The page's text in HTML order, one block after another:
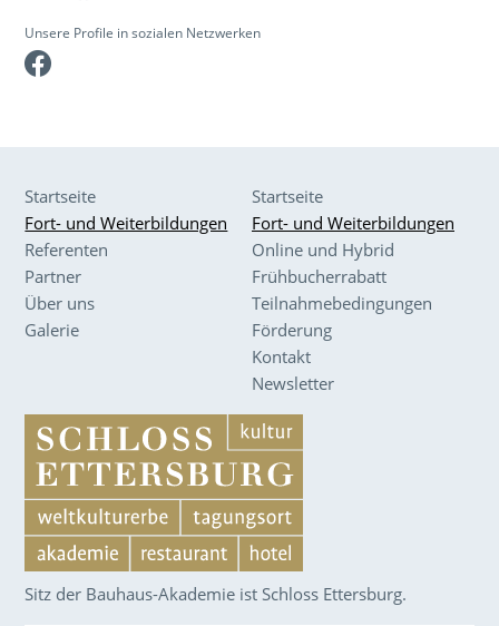
Unsere Profile in sozialen Netzwerken
Startseite
Fort- und Weiterbildungen
Referenten
Partner
Über uns
Galerie
Startseite
Fort- und Weiterbildungen
Online und Hybrid
Frühbucherrabatt
Teilnahmebedingungen
Förderung
Kontakt
Newsletter
Sitz der Bauhaus-Akademie ist Schloss Ettersburg.